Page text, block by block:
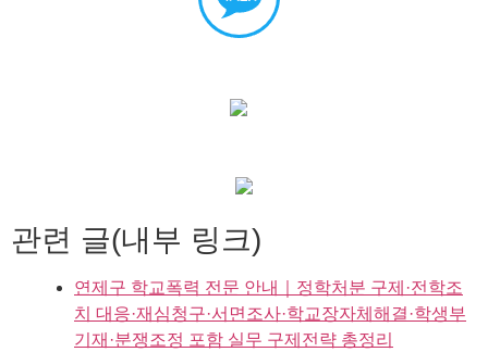
관련 글(내부 링크)
연제구 학교폭력 전문 안내｜정학처분 구제·전학조
치 대응·재심청구·서면조사·학교장자체해결·학생부
기재·분쟁조정 포함 실무 구제전략 총정리